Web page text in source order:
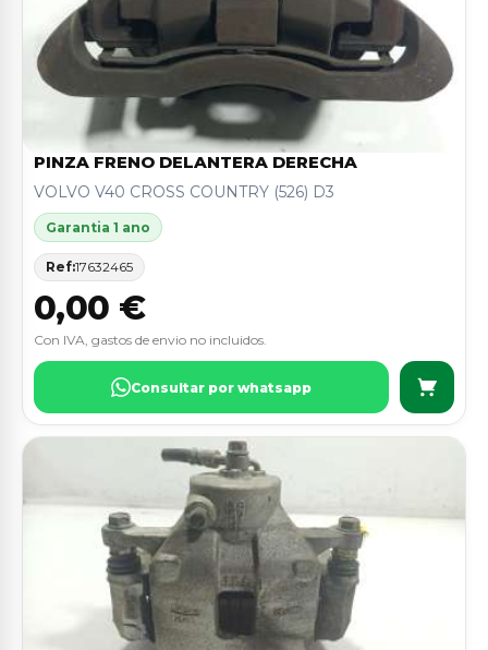
PINZA FRENO DELANTERA DERECHA
VOLVO V40 CROSS COUNTRY (526) D3
Garantia 1 ano
Ref:17632465
0,00 €
Con IVA, gastos de envio no incluidos.
Consultar por whatsapp